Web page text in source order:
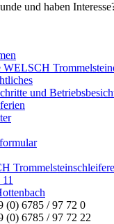
und haben
WELSCH
und
(0) 6785 / 97 72 0
(0) 6785 / 97 72 22